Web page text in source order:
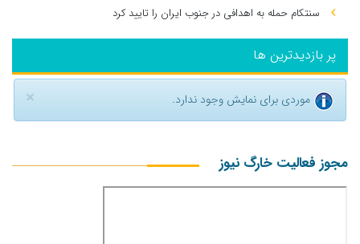
سنتکام حمله به اهدافی در جنوب ایران را تایید کرد
پر بازدیدترین ها
× موردی برای نمایش وجود ندارد.
مجوز فعالیت خارگ نیوز